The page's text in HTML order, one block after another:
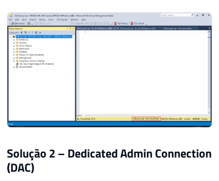
Solução 2 – Dedicated Admin Connection
(DAC)